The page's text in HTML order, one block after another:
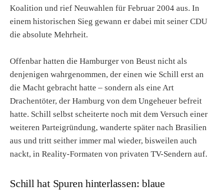
Koalition und rief Neuwahlen für Februar 2004 aus. In
einem historischen Sieg gewann er dabei mit seiner CDU
die absolute Mehrheit.
Offenbar hatten die Hamburger von Beust nicht als
denjenigen wahrgenommen, der einen wie Schill erst an
die Macht gebracht hatte – sondern als eine Art
Drachentöter, der Hamburg von dem Ungeheuer befreit
hatte. Schill selbst scheiterte noch mit dem Versuch einer
weiteren Parteigründung, wanderte später nach Brasilien
aus und tritt seither immer mal wieder, bisweilen auch
nackt, in Reality-Formaten von privaten TV-Sendern auf.
Schill hat Spuren hinterlassen: blaue